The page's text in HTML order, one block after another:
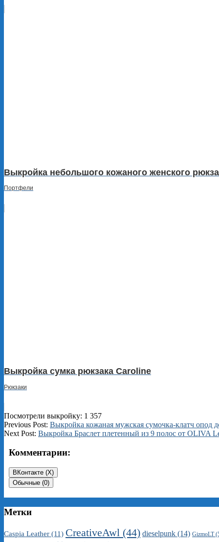
Выкройка небольшого кожаного женского
Портфели
Выкройка сумка рюкзака Caroline
Рюкзаки
Посмотрели выкройку: 1 357
2024-
01-
Previous Post: Выкройка кожаная мужская сумочка-клатч опод
Next Post: Выкройка Браслет плетенный из 9 полос от OLIVA
Комментарии:
ВКонтакте (X)
Обычные (0)
Метки
Caspia Leather (11) CreativeAwl (44) dieselpunk (14) GizmoLT